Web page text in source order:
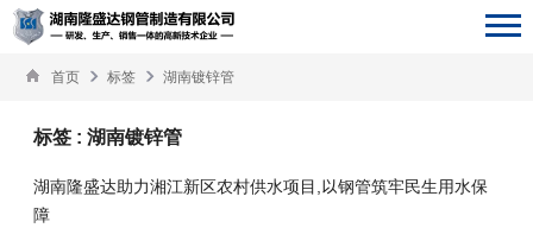
首页 标签 湖南镀锌管
标签 : 湖南镀锌管
湖南隆盛达助力湘江新区农村供水项目,以钢管筑牢民生用水保
障